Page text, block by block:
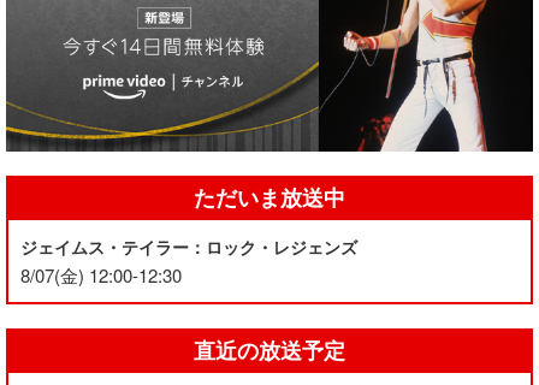
ただいま放送中
ジェイムス・テイラー：ロック・レジェンズ
8/07(金) 12:00-12:30
直近の放送予定